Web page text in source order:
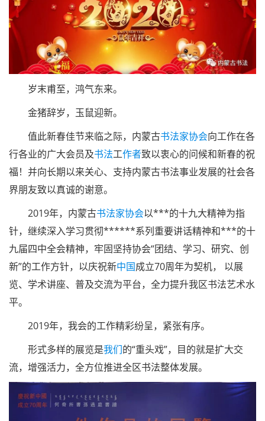
岁末甫至，鸿气东来。
金猪辞岁，玉鼠迎新。
值此新春佳节来临之际，内蒙古书法家协会向工作在各
行各业的广大会员及书法工作者致以衷心的问候和新春的祝
福！并向长期以来关心、支持内蒙古书法事业发展的社会各
界朋友致以真诚的谢意。
2019年，内蒙古书法家协会以***的十九大精神为指
针，继续深入学习贯彻******系列重要讲话精神和***的十
九届四中全会精神，牢固坚持协会“团结、学习、研究、创
新”的工作方针，以庆祝新中国成立70周年为契机， 以展
览、学术讲座、普及交流为平台，全力提升我区书法艺术水
平。
2019年，我会的工作精彩纷呈，紧张有序。
形式多样的展览是我们的“重头戏”，目的就是扩大交
流，增强活力，全方位推进全区书法整体发展。